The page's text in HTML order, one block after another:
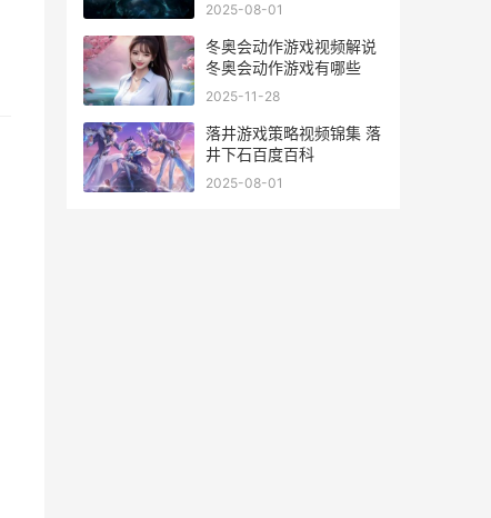
2025-08-01
冬奥会动作游戏视频解说
冬奥会动作游戏有哪些
2025-11-28
落井游戏策略视频锦集 落
井下石百度百科
2025-08-01